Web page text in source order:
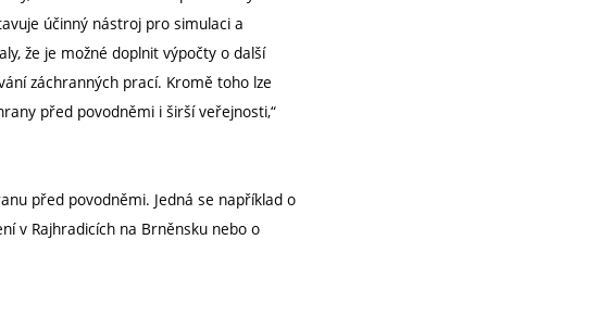
účinný nástroj pro simulaci a
že je možné doplnit výpočty o další
záchranných prací. Kromě toho lze
před povodněmi i širší veřejnosti,“
před povodněmi. Jedná se například o
v Rajhradicích na Brněnsku nebo o